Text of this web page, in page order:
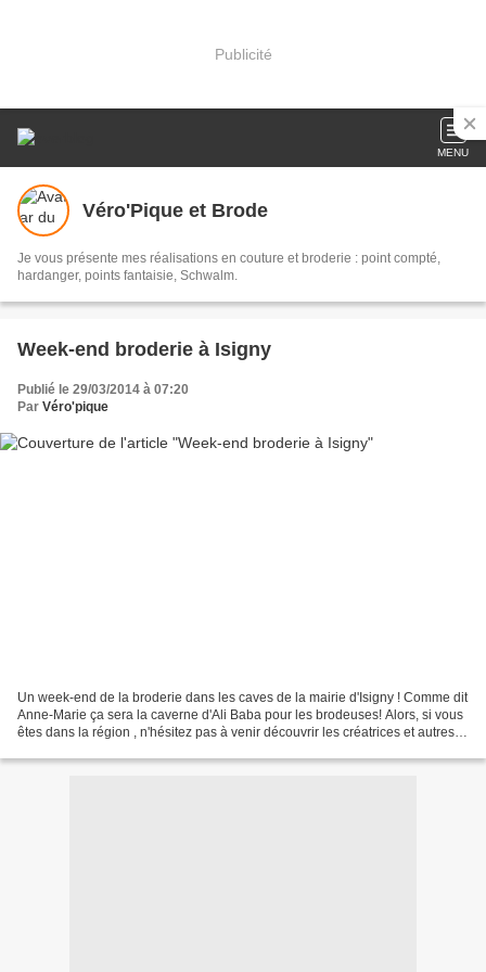
Publicité
MENU
Véro'Pique et Brode
Je vous présente mes réalisations en couture et broderie : point compté,
hardanger, points fantaisie, Schwalm.
Week-end broderie à Isigny
Publié le 29/03/2014 à 07:20
Par Véro'pique
Un week-end de la broderie dans les caves de la mairie d'Isigny ! Comme dit
Anne-Marie ça sera la caverne d'Ali Baba pour les brodeuses! Alors, si vous
êtes dans la région , n'hésitez pas à venir découvrir les créatrices et autres